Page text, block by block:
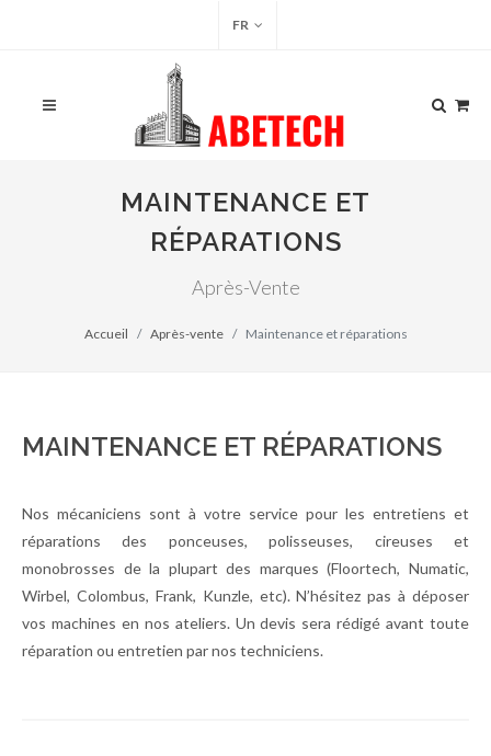
FR
MAINTENANCE ET
RÉPARATIONS
Après-Vente
Accueil Après-vente Maintenance et réparations
MAINTENANCE ET RÉPARATIONS
Nos mécaniciens sont à votre service pour les entretiens et
réparations des ponceuses, polisseuses, cireuses et
monobrosses de la plupart des marques (Floortech, Numatic,
Wirbel, Colombus, Frank, Kunzle, etc). N’hésitez pas à déposer
vos machines en nos ateliers. Un devis sera rédigé avant toute
réparation ou entretien par nos techniciens.